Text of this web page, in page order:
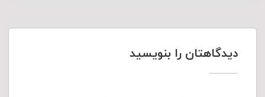
دیدگاهتان را بنویسید